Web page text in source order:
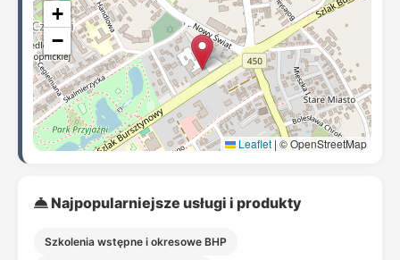
+
−
Leaflet | © OpenStreetMap
Najpopularniejsze usługi i produkty
Szkolenia wstępne i okresowe BHP